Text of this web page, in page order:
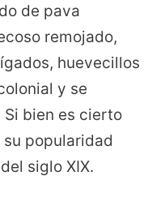
de pava
remojado,
huevecillos
y se
bien es cierto
su popularidad
siglo XIX.